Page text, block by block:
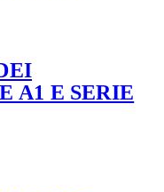
A1 E SERIE